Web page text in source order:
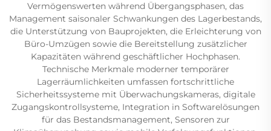
Vermögenswerten während Übergangsphasen, das
Management saisonaler Schwankungen des Lagerbestands,
die Unterstützung von Bauprojekten, die Erleichterung von
Büro-Umzügen sowie die Bereitstellung zusätzlicher
Kapazitäten während geschäftlicher Hochphasen.
Technische Merkmale moderner temporärer
Lagerräumlichkeiten umfassen fortschrittliche
Sicherheitssysteme mit Überwachungskameras, digitale
Zugangskontrollsysteme, Integration in Softwarelösungen
für das Bestandsmanagement, Sensoren zur